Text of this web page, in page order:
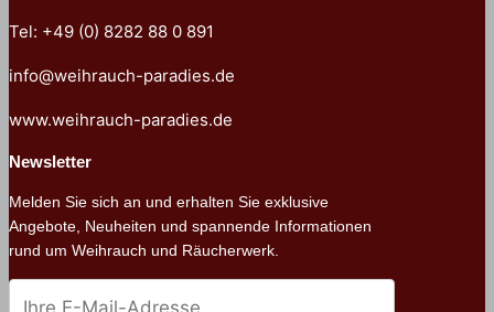
Tel: +49 (0) 8282 88 0 891
info@weihrauch-paradies.de
www.weihrauch-paradies.de
Newsletter
Melden Sie sich an und erhalten Sie exklusive
Angebote, Neuheiten und spannende Informationen
rund um Weihrauch und Räucherwerk.